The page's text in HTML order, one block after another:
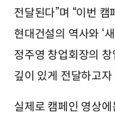
전달된다”며 “이번
현대건설의 역사와 ‘
정주영 창업회장의
깊이 있게 전달하고
실제로 캠페인 영상에